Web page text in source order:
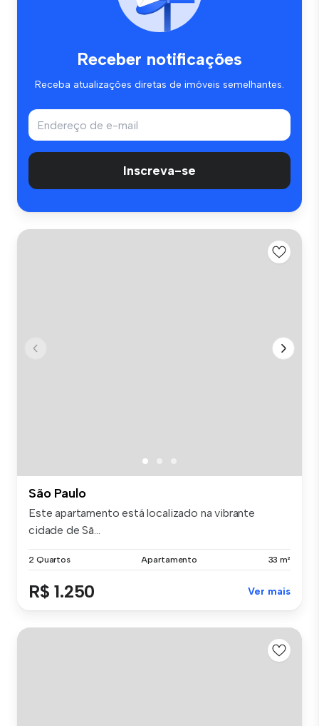
Receber notificações
Receba atualizações diretas de imóveis semelhantes.
Inscreva-se
São Paulo
Este apartamento está localizado na vibrante
cidade de Sã...
2 Quartos Apartamento 33 m²
R$ 1.250 Ver mais